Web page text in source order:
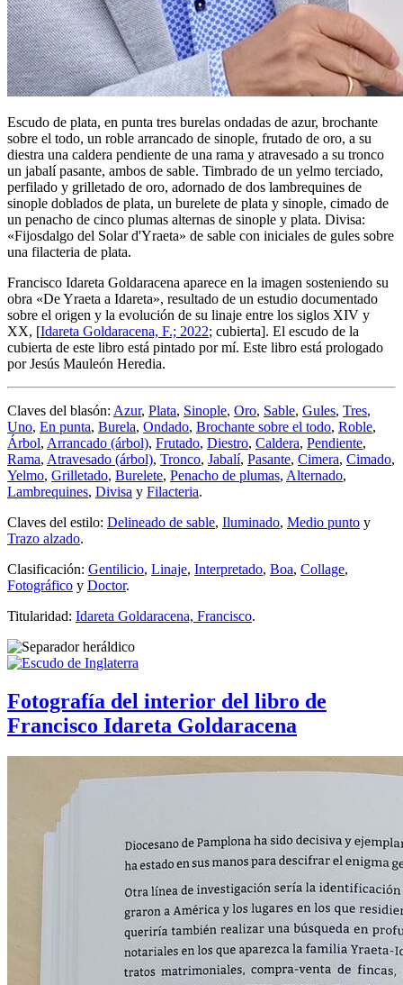
Escudo de plata, en punta tres burelas ondadas de azur, brochante
sobre el todo, un roble arrancado de sinople, frutado de oro, a su
diestra una caldera pendiente de una rama y atravesado a su tronco
un jabalí pasante, ambos de sable. Timbrado de un yelmo terciado,
perfilado y grilletado de oro, adornado de dos lambrequines de
sinople doblados de plata, un burelete de plata y sinople, cimado de
un penacho de cinco plumas alternas de sinople y plata. Divisa:
«Fijosdalgo del Solar d'Yraeta» de sable con iniciales de gules sobre
una filacteria de plata.
Francisco Idareta Goldaracena aparece en la imagen sosteniendo su
obra «De Yraeta a Idareta», resultado de un estudio documentado
sobre el origen y la evolución de su linaje entre los siglos XIV y
XX, [Idareta Goldaracena, F.; 2022; cubierta]. El escudo de la
cubierta de este libro está pintado por mí. Este libro está prologado
por Jesús Mauleón Heredia.
Claves del blasón: Azur, Plata, Sinople, Oro, Sable, Gules, Tres,
Uno, En punta, Burela, Ondado, Brochante sobre el todo, Roble,
Árbol, Arrancado (árbol), Frutado, Diestro, Caldera, Pendiente,
Rama, Atravesado (árbol), Tronco, Jabalí, Pasante, Cimera, Cimado,
Yelmo, Grilletado, Burelete, Penacho de plumas, Alternado,
Lambrequines, Divisa y Filacteria.
Claves del estilo: Delineado de sable, Iluminado, Medio punto y
Trazo alzado.
Clasificación: Gentilicio, Linaje, Interpretado, Boa, Collage,
Fotográfico y Doctor.
Titularidad: Idareta Goldaracena, Francisco.
Fotografía del interior del libro de
Francisco Idareta Goldaracena